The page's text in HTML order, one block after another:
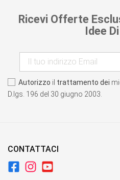
Ricevi Offerte
Idee
Autorizzo il trattamento dei
D.lgs. 196 del 30 giugno 2003.
CONTATTACI